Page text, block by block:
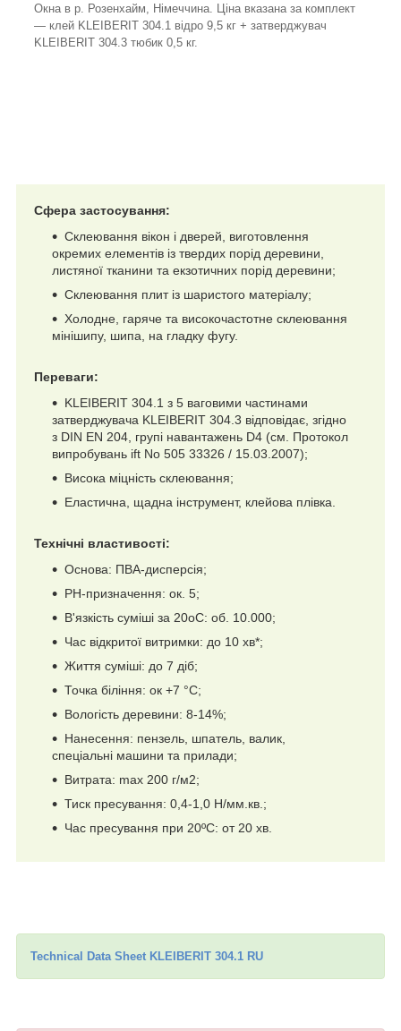
Окна в р. Розенхайм, Німеччина. Ціна вказана за комплект
— клей KLEIBERIT 304.1 відро 9,5 кг + затверджувач
KLEIBERIT 304.3 тюбик 0,5 кг.
Сфера застосування:
Склеювання вікон і дверей, виготовлення
окремих елементів із твердих порід деревини,
листяної тканини та екзотичних порід деревини;
Склеювання плит із шаристого матеріалу;
Холодне, гаряче та високочастотне склеювання
мінішипу, шипа, на гладку фугу.
Переваги:
KLEIBERIT 304.1 з 5 ваговими частинами
затверджувача KLEIBERIT 304.3 відповідає, згідно
з DIN EN 204, групі навантажень D4 (см. Протокол
випробувань ift No 505 33326 / 15.03.2007);
Висока міцність склеювання;
Еластична, щадна інструмент, клейова плівка.
Технічні властивості:
Основа: ПВА-дисперсія;
PH-призначення: ок. 5;
В'язкість суміші за 20oC: об. 10.000;
Час відкритої витримки: до 10 хв*;
Життя суміші: до 7 діб;
Точка біління: ок +7 °C;
Вологість деревини: 8-14%;
Нанесення: пензель, шпатель, валик,
спеціальні машини та прилади;
Витрата: max 200 г/м2;
Тиск пресування: 0,4-1,0 Н/мм.кв.;
Час пресування при 20ºC: от 20 хв.
Technical Data Sheet KLEIBERIT 304.1 RU